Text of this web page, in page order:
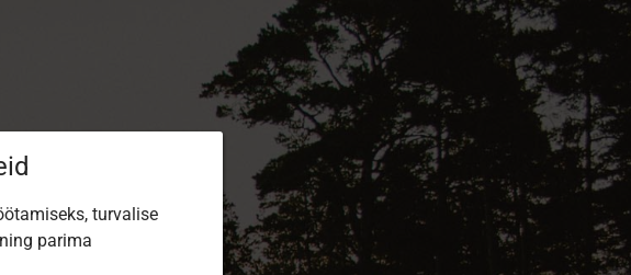
turvalise
parima